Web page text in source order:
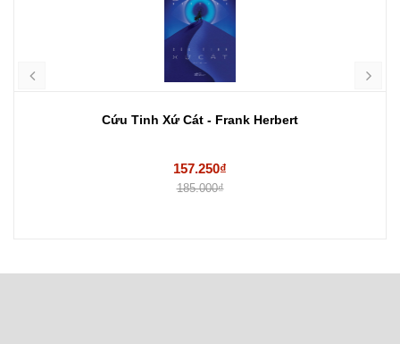
Cứu Tinh Xứ Cát - Frank Herbert
157.250₫
185.000₫